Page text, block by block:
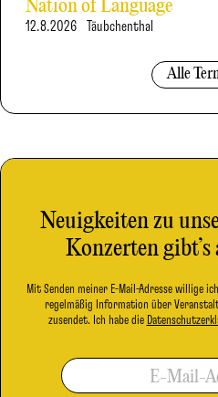
Nation of Language
12.8.2026 Täubchenthal
Alle
Neuigkeiten zu
Konzerten
Mit Senden meiner E-Mail-Adresse willige
regelmäßig Information über
zusendet. Ich habe die
E-Mail-